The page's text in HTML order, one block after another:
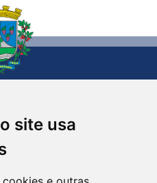
site usa
11h30min (manhã);